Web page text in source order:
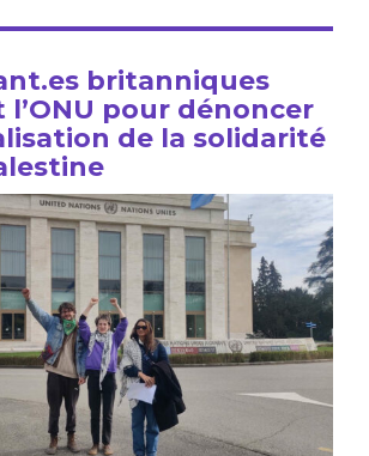
britanniques
l’ONU pour dénoncer
de la solidarité